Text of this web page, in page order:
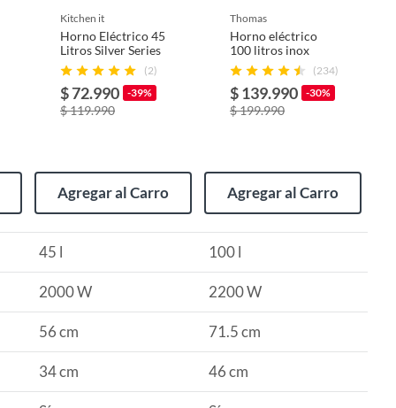
kitchen it
Horno Eléctrico 45
Litros Silver Series
(2)
$ 72.990 -39%
$ 119.990
Agregar al Carro
thomas
Horno eléctrico
100 litros inox
(234)
$ 139.990 -30%
$ 199.990
Agregar al Carro
45 l 100 l
2000 W 2200 W
56 cm 71.5 cm
34 cm 46 cm